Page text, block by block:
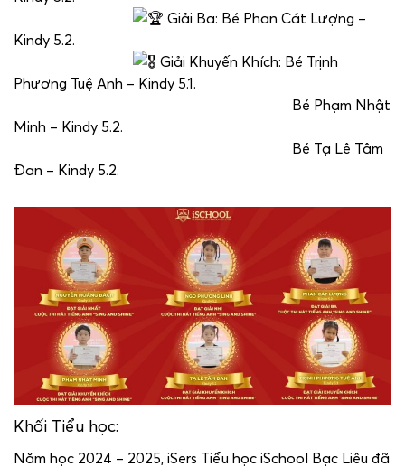
Giải Ba: Bé Phan Cát Lượng –
Kindy 5.2.
Giải Khuyến Khích: Bé Trịnh
Phương Tuệ Anh – Kindy 5.1.
Bé Phạm Nhật
Minh – Kindy 5.2.
Bé Tạ Lê Tâm
Đan – Kindy 5.2.
Khối Tiểu học:
Năm học 2024 – 2025, iSers Tiểu học iSchool Bạc Liêu đã